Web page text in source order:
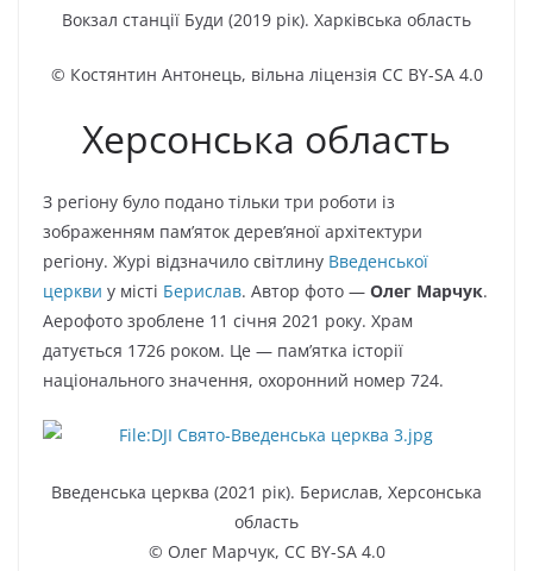
Вокзал станції Буди (2019 рік). Харківська область
© Костянтин Антонець, вільна ліцензія CC BY-SA 4.0
Херсонська область
З регіону було подано тільки три роботи із
зображенням пам’яток дерев’яної архітектури
регіону. Журі відзначило світлину Введенської
церкви у місті Берислав. Автор фото — Олег Марчук.
Аерофото зроблене 11 січня 2021 року. Храм
датується 1726 роком. Це — пам’ятка історії
національного значення, охоронний номер 724.
Введенська церква (2021 рік). Берислав, Херсонська
область
© Олег Марчук, CC BY-SA 4.0